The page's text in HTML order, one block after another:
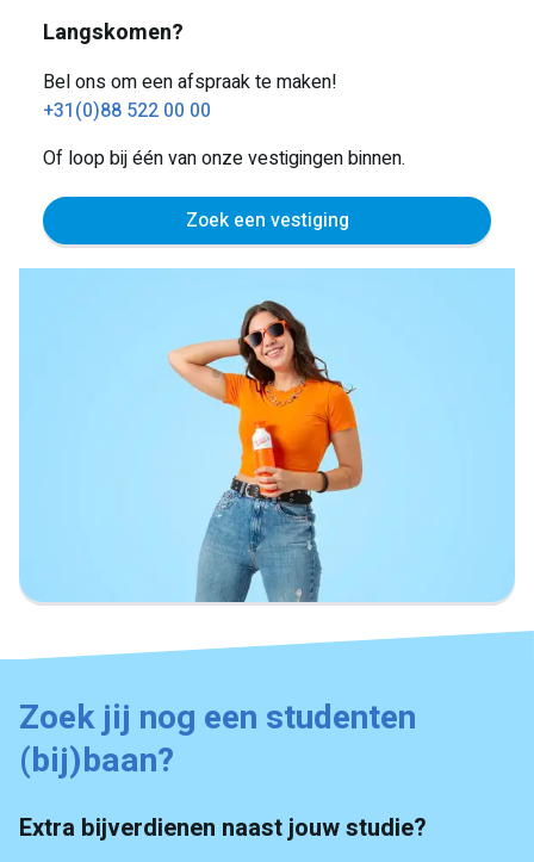
Langskomen?
Bel ons om een afspraak te maken!
+31(0)88 522 00 00
Of loop bij één van onze vestigingen binnen.
Zoek een vestiging
Zoek jij nog een studenten
(bij)baan?
Extra bijverdienen naast jouw studie?